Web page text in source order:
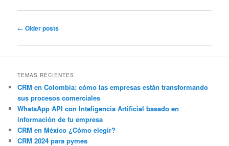
Post
← Older posts
TEMAS RECIENTES
CRM en Colombia: cómo las empresas están transformando
sus procesos comerciales
WhatsApp API con Inteligencia Artificial basado en
información de tu empresa
CRM en México ¿Cómo elegir?
CRM 2024 para pymes